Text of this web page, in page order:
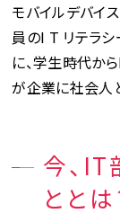
モバイルデバイ
員のI T リテラ
に、学生時代か
が企業に社会人
今、IT
ととは